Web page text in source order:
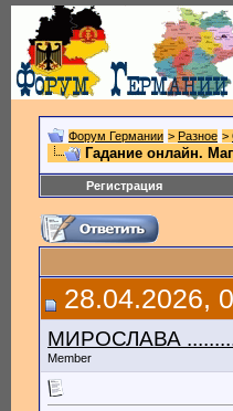
Форум Германии > Разное >
Гадание онлайн.
Регистрация
28.04.2026,
МИРОСЛАВА
Member